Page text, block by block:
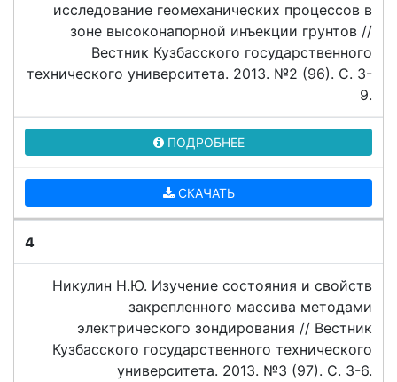
исследование геомеханических процессов в
зоне высоконапорной инъекции грунтов //
Вестник Кузбасского государственного
технического университета. 2013. №2 (96). C. 3-
9.
ПОДРОБНЕЕ
СКАЧАТЬ
4
Никулин Н.Ю. Изучение состояния и свойств
закрепленного массива методами
электрического зондирования // Вестник
Кузбасского государственного технического
университета. 2013. №3 (97). C. 3-6.